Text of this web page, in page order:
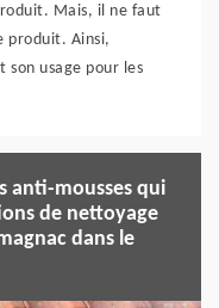
Mais, il ne faut
produit. Ainsi,
son usage pour les
anti-mousses qui
de nettoyage
dans le